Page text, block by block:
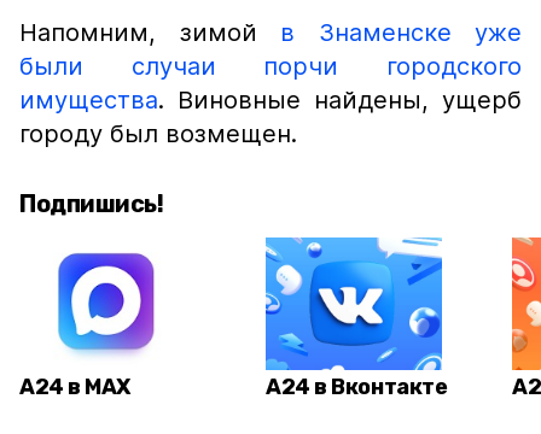
Напомним, зимой в Знаменске уже
были случаи порчи городского
имущества. Виновные найдены, ущерб
городу был возмещен.
Подпишись!
А24 в MAX А24 в Вконтакте